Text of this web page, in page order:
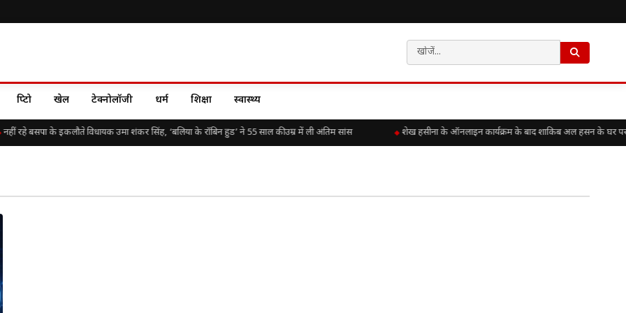
क्रिप्टो खेल टेक्नोलॉजी धर्म शिक्षा स्वास्थ्य
रहे बसपा के इकलौते विधायक उमा शंकर सिंह, ‘बलिया के रॉबिन हुड’ ने 55 साल की उम्र में ली अंतिम सांस शेख हसीना के ऑनलाइन कार्यक्रम के बाद शाकिब अल हसन के घर पर